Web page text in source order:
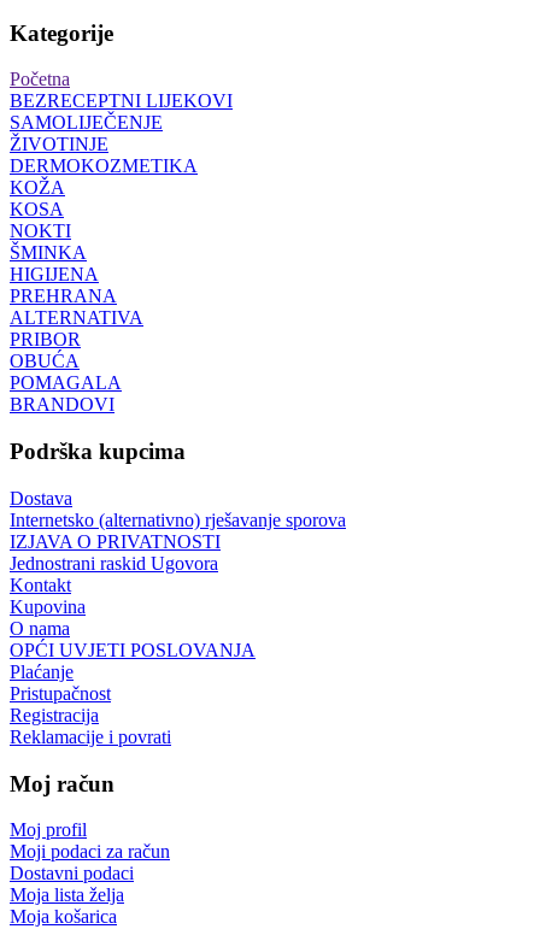
Kategorije
Početna
BEZRECEPTNI LIJEKOVI
SAMOLIJEČENJE
ŽIVOTINJE
DERMOKOZMETIKA
KOŽA
KOSA
NOKTI
ŠMINKA
HIGIJENA
PREHRANA
ALTERNATIVA
PRIBOR
OBUĆA
POMAGALA
BRANDOVI
Podrška kupcima
Dostava
Internetsko (alternativno) rješavanje sporova
IZJAVA O PRIVATNOSTI
Jednostrani raskid Ugovora
Kontakt
Kupovina
O nama
OPĆI UVJETI POSLOVANJA
Plaćanje
Pristupačnost
Registracija
Reklamacije i povrati
Moj račun
Moj profil
Moji podaci za račun
Dostavni podaci
Moja lista želja
Moja košarica